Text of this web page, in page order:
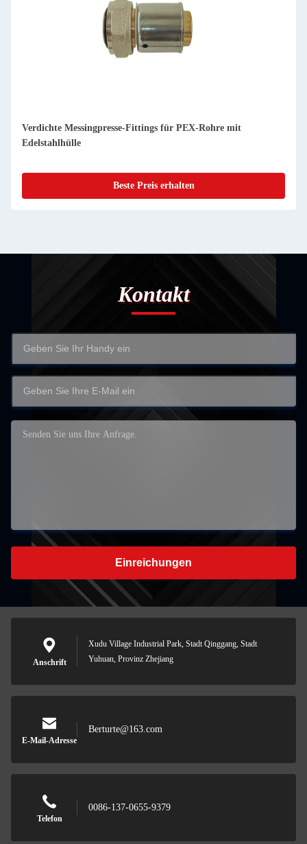
Verdichte Messingpresse-Fittings für PEX-Rohre mit
Edelstahlhülle
Beste Preis erhalten
Kontakt
Einreichungen
Anschrift
Xudu Village Industrial Park, Stadt Qinggang, Stadt
Yuhuan, Provinz Zhejiang
E-Mail-Adresse
Berturte@163.com
Telefon
0086-137-0655-9379